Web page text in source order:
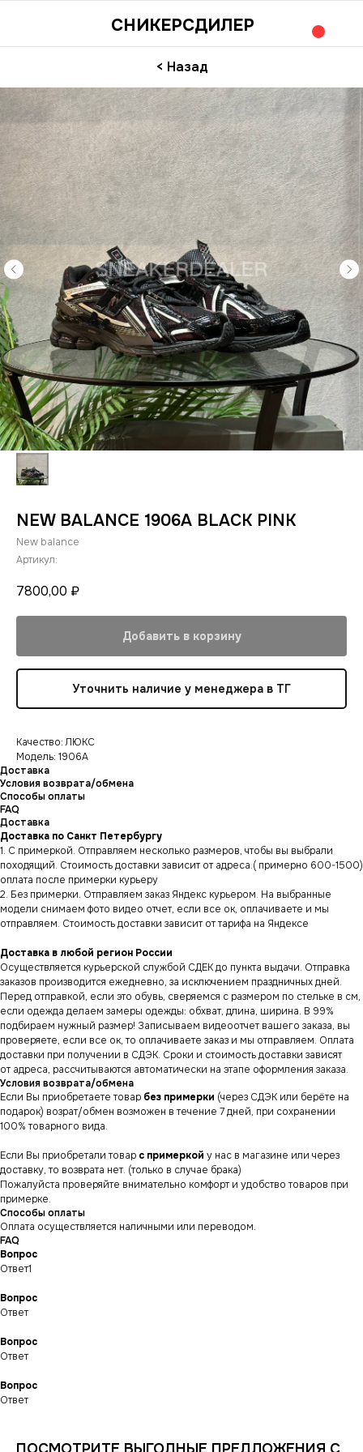
СНИКЕРСДИЛЕР
< Назад
NEW BALANCE 1906A BLACK PINK
New balance
Артикул:
7800,00 ₽
Добавить в корзину
Уточнить наличие у менеджера в ТГ
Качество: ЛЮКС
Модель: 1906A
Доставка
Условия возврата/обмена
Способы оплаты
FAQ
Доставка
Доставка по Санкт Петербургу
1. С примеркой. Отправляем несколько размеров, чтобы вы выбрали
походящий. Стоимость доставки зависит от адреса.( примерно 600-1500)
оплата после примерки курьеру
2. Без примерки. Отправляем заказ Яндекс курьером. На выбранные
модели снимаем фото видео отчет, если все ок, оплачиваете и мы
отправляем. Стоимость доставки зависит от тарифа на Яндексе
Доставка в любой регион России
Осуществляется курьерской службой СДЕК до пункта выдачи. Отправка
заказов производится ежедневно, за исключением праздничных дней.
Перед отправкой, если это обувь, сверяемся с размером по стельке в см,
если одежда делаем замеры одежды: обхват, длина, ширина. В 99%
подбираем нужный размер! Записываем видеоотчет вашего заказа, вы
проверяете, если все ок, то оплачиваете заказ и мы отправляем. Оплата
доставки при получении в СДЭК. Сроки и стоимость доставки зависят
от адреса, рассчитываются автоматически на этапе оформления заказа.
Условия возврата/обмена
Если Вы приобретаете товар без примерки (через СДЭК или берёте на
подарок) возрат/обмен возможен в течение 7 дней, при сохранении
100% товарного вида.
Если Вы приобретали товар с примеркой у нас в магазине или через
доставку, то возврата нет. (только в случае брака)
Пожалуйста проверяйте внимательно комфорт и удобство товаров при
примерке.
Способы оплаты
Оплата осуществляется наличными или переводом.
FAQ
Вопрос
Ответ1
Вопрос
Ответ
Вопрос
Ответ
Вопрос
Ответ
СНИКЕРСДИЛЕР
ИНФОРМАЦИЯ